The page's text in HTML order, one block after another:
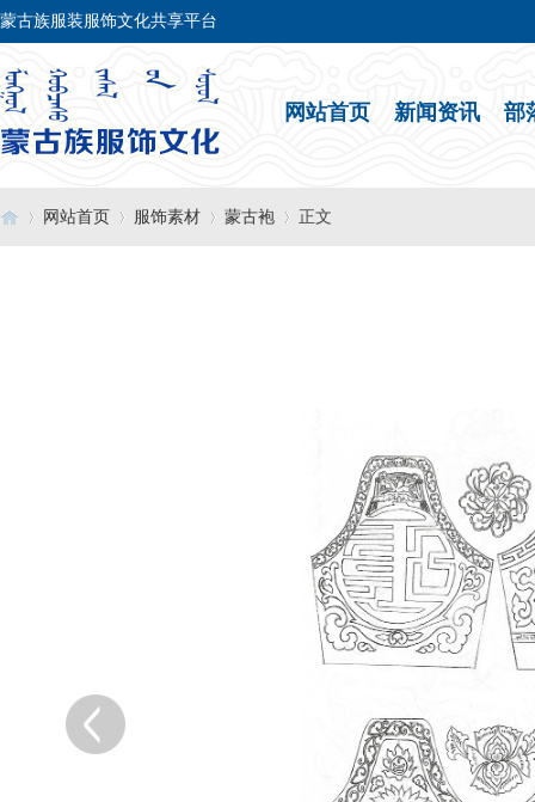
蒙古族服装服饰文化共享平台
网站首页 新闻资讯 部
网站首页 服饰素材 蒙古袍 正文